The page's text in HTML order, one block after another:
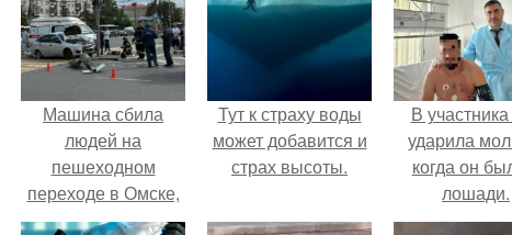
Машина сбила
людей на
пешеходном
переходе в Омске,
пострадали 8
Тут к страху воды
может добавится и
страх высоты.
В
ударила
когда он
лошади.